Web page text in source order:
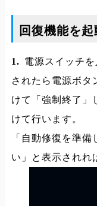
回復機能を
1. 電源スイッチ
されたら電源ボタ
けて「強制終了」
けて行います。
「自動修復を準
い」と表示されれ